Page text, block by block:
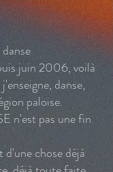
juin 2006, voilà
danse,
paloise.
n'est pas une fin
chose déjà